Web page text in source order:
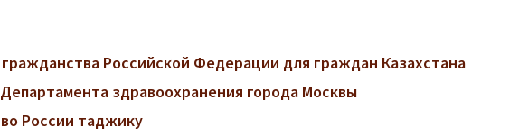
Российской Федерации для граждан Казахстана
здравоохранения города Москвы
России таджику